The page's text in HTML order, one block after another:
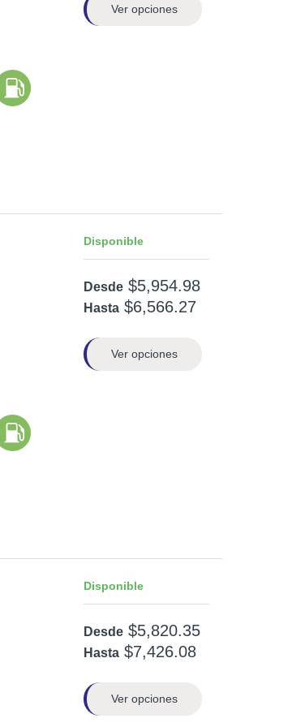
Ver opciones
Disponible
Desde $5,954.98
Hasta $6,566.27
Ver opciones
Disponible
Desde $5,820.35
Hasta $7,426.08
Ver opciones